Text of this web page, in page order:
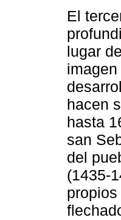
El
lugar
hacen
hasta
san
del
(1435-